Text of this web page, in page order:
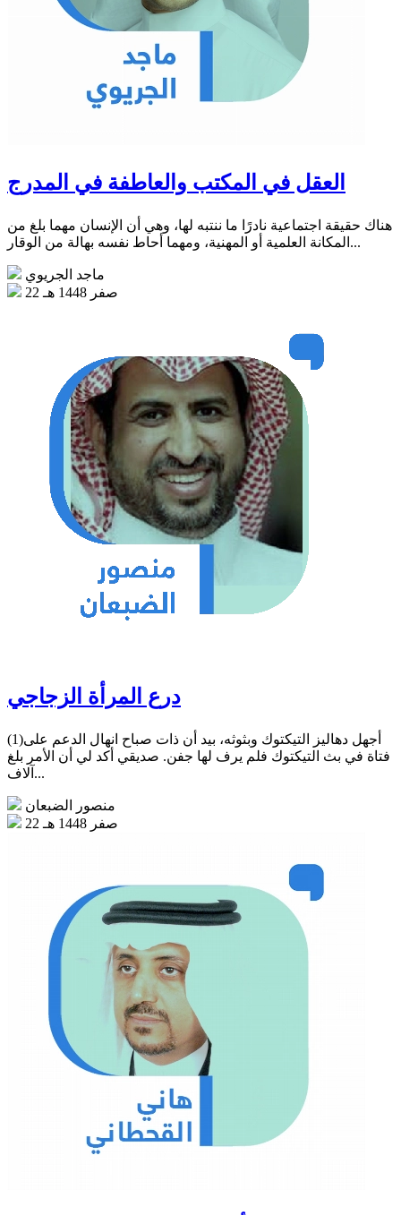
العقل في المكتب والعاطفة في المدرج
هناك حقيقة اجتماعية نادرًا ما ننتبه لها، وهي أن الإنسان مهما بلغ من
المكانة العلمية أو المهنية، ومهما أحاط نفسه بهالة من الوقار...
ماجد الجريوي
22 صفر 1448 هـ
درع المرأة الزجاجي
(1)أجهل دهاليز التيكتوك وبثوثه، بيد أن ذات صباح انهال الدعم على
فتاة في بث التيكتوك فلم يرف لها جفن. صديقي أكد لي أن الأمر بلغ
آلاف...
منصور الضبعان
22 صفر 1448 هـ